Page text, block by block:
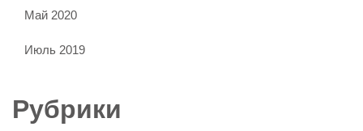
Май 2020
Июль 2019
Рубрики